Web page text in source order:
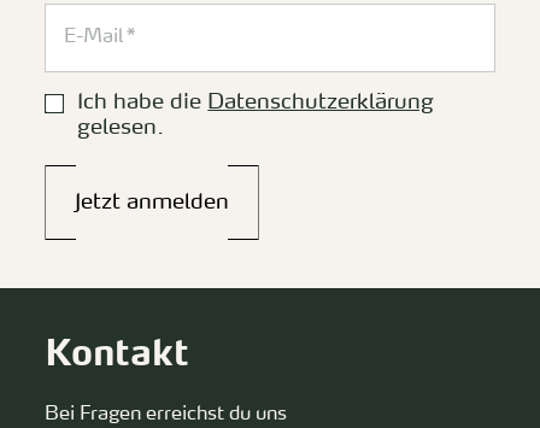
Ich habe die Datenschutzerklärung
gelesen.
Jetzt anmelden
Kontakt
Bei Fragen erreichst du uns